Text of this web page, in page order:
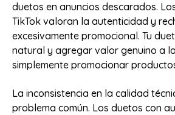
duetos en anuncios descarados.
TikTok valoran la autenticidad y
excesivamente promocional. Tu
natural y agregar valor genuino a
simplemente promocionar
La inconsistencia en la calidad
problema común. Los duetos con